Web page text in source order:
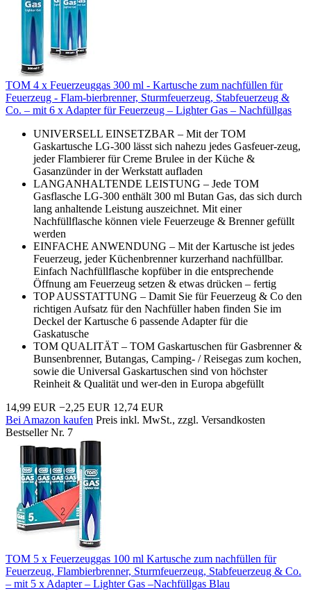
TOM 4 x Feuerzeuggas 300 ml - Kartusche zum nachfüllen für
Feuerzeug - Flam-bierbrenner, Sturmfeuerzeug, Stabfeuerzeug &
Co. – mit 6 x Adapter für Feuerzeug – Lighter Gas – Nachfüllgas
UNIVERSELL EINSETZBAR – Mit der TOM
Gaskartusche LG-300 lässt sich nahezu jedes Gasfeuer-zeug,
jeder Flambierer für Creme Brulee in der Küche &
Gasanzünder in der Werkstatt aufladen
LANGANHALTENDE LEISTUNG – Jede TOM
Gasflasche LG-300 enthält 300 ml Butan Gas, das sich durch
lang anhaltende Leistung auszeichnet. Mit einer
Nachfüllflasche können viele Feuerzeuge & Brenner gefüllt
werden
EINFACHE ANWENDUNG – Mit der Kartusche ist jedes
Feuerzeug, jeder Küchenbrenner kurzerhand nachfüllbar.
Einfach Nachfüllflasche kopfüber in die entsprechende
Öffnung am Feuerzeug setzen & etwas drücken – fertig
TOP AUSSTATTUNG – Damit Sie für Feuerzeug & Co den
richtigen Aufsatz für den Nachfüller haben finden Sie im
Deckel der Kartusche 6 passende Adapter für die
Gaskatusche
TOM QUALITÄT – TOM Gaskartuschen für Gasbrenner &
Bunsenbrenner, Butangas, Camping- / Reisegas zum kochen,
sowie die Universal Gaskartuschen sind von höchster
Reinheit & Qualität und wer-den in Europa abgefüllt
14,99 EUR −2,25 EUR 12,74 EUR
Bei Amazon kaufen Preis inkl. MwSt., zzgl. Versandkosten
Bestseller Nr. 7
TOM 5 x Feuerzeuggas 100 ml Kartusche zum nachfüllen für
Feuerzeug, Flambierbrenner, Sturmfeuerzeug, Stabfeuerzeug & Co.
– mit 5 x Adapter – Lighter Gas –Nachfüllgas Blau